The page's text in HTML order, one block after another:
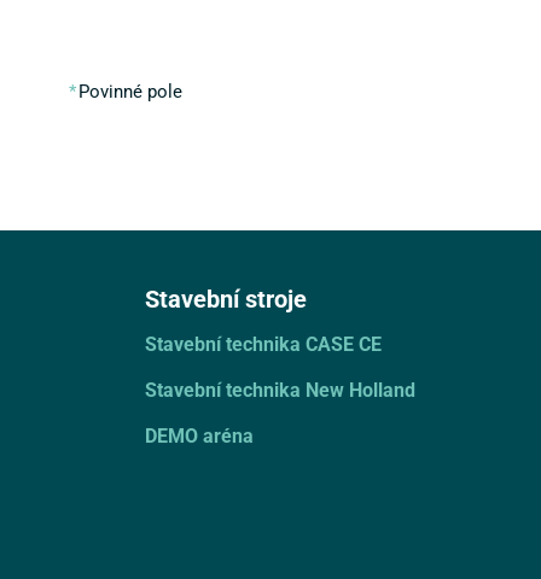
Povinné pole
Stavební stroje
Stavební technika CASE CE
Stavební technika New Holland
DEMO aréna